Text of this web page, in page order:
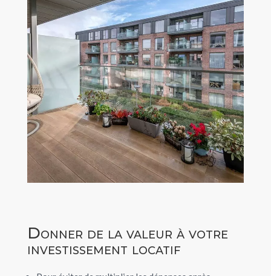
Donner de la valeur à votre
investissement locatif